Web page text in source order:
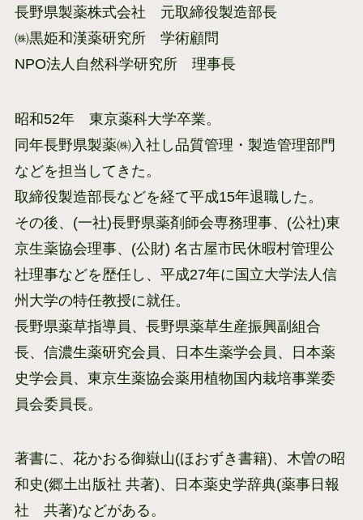
長野県製薬株式会社 元取締役製造部長
㈱黒姫和漢薬研究所 学術顧問
NPO法人自然科学研究所 理事長
昭和52年 東京薬科大学卒業。
同年長野県製薬㈱入社し品質管理・製造管理部門
などを担当してきた。
取締役製造部長などを経て平成15年退職した。
その後、(一社)長野県薬剤師会専務理事、(公社)東
京生薬協会理事、(公財) 名古屋市民休暇村管理公
社理事などを歴任し、平成27年に国立大学法人信
州大学の特任教授に就任。
長野県薬草指導員、長野県薬草生産振興副組合
長、信濃生薬研究会員、日本生薬学会員、日本薬
史学会員、東京生薬協会薬用植物国内栽培事業委
員会委員長。
著書に、花かおる御嶽山(ほおずき書籍)、木曽の昭
和史(郷土出版社 共著)、日本薬史学辞典(薬事日報
社 共著)などがある。